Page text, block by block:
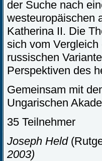
der Suche nach
westeuropäischen
Katherina II. Die
sich vom
russischen
Perspektiven des
Gemeinsam mit
Ungarischen
35 Teilnehmer
Joseph Held
2003)